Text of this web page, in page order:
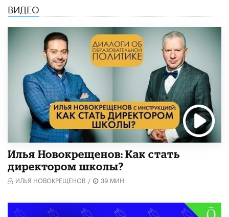
ВИДЕО
​Илья Новокрещенов: Как стать
директором школы?
ИЛЬЯ НОВОКРЕЩЕНОВ / 39 МИН.